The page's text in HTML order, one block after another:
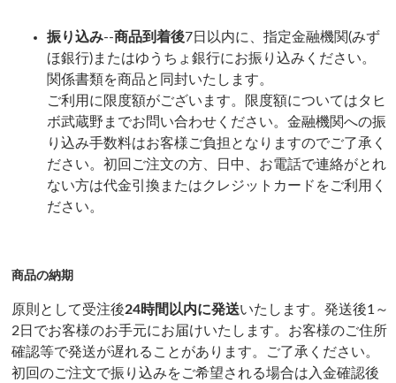
振り込み--商品到着後7日以内に、指定金融機関(みず
ほ銀行)またはゆうちょ銀行にお振り込みください。
関係書類を商品と同封いたします。
ご利用に限度額がございます。限度額についてはタヒ
ボ武蔵野までお問い合わせください。金融機関への振
り込み手数料はお客様ご負担となりますのでご了承く
ださい。初回ご注文の方、日中、お電話で連絡がとれ
ない方は代金引換またはクレジットカードをご利用く
ださい。
商品の納期
原則として受注後24時間以内に発送いたします。発送後1～
2日でお客様のお手元にお届けいたします。お客様のご住所
確認等で発送が遅れることがあります。ご了承ください。
初回のご注文で振り込みをご希望される場合は入金確認後